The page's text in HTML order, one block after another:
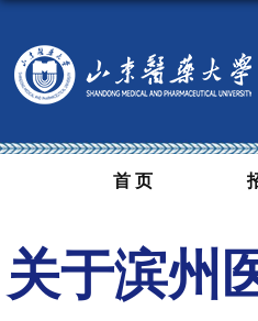
首 页
关于滨州